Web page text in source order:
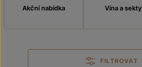
Akční nabídka Vína a sekty
FILTROVAT